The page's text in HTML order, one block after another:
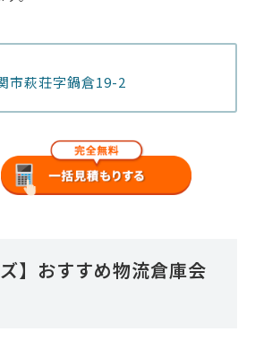
市萩荘字鍋倉19-2
ズ】おすすめ物流倉庫会